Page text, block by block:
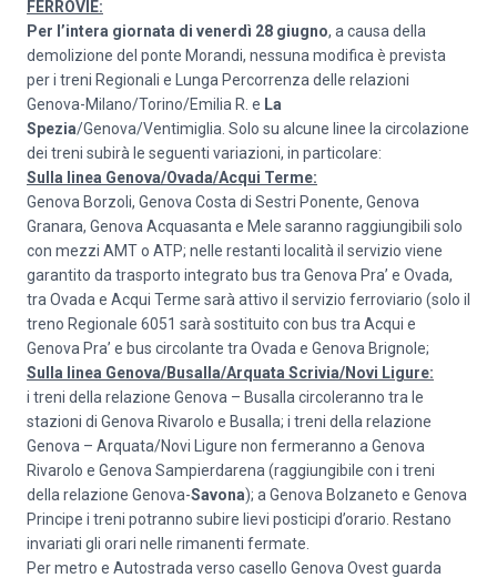
FERROVIE:
Per l’intera giornata di venerdì 28 giugno, a causa della
demolizione del ponte Morandi, nessuna modifica è prevista
per i treni Regionali e Lunga Percorrenza delle relazioni
Genova-Milano/Torino/Emilia R. e La
Spezia/Genova/Ventimiglia. Solo su alcune linee la circolazione
dei treni subirà le seguenti variazioni, in particolare:
Sulla linea Genova/Ovada/Acqui Terme:
Genova Borzoli, Genova Costa di Sestri Ponente, Genova
Granara, Genova Acquasanta e Mele saranno raggiungibili solo
con mezzi AMT o ATP; nelle restanti località il servizio viene
garantito da trasporto integrato bus tra Genova Pra’ e Ovada,
tra Ovada e Acqui Terme sarà attivo il servizio ferroviario (solo il
treno Regionale 6051 sarà sostituito con bus tra Acqui e
Genova Pra’ e bus circolante tra Ovada e Genova Brignole;
Sulla linea Genova/Busalla/Arquata Scrivia/Novi Ligure:
i treni della relazione Genova – Busalla circoleranno tra le
stazioni di Genova Rivarolo e Busalla; i treni della relazione
Genova – Arquata/Novi Ligure non fermeranno a Genova
Rivarolo e Genova Sampierdarena (raggiungibile con i treni
della relazione Genova-Savona); a Genova Bolzaneto e Genova
Principe i treni potranno subire lievi posticipi d’orario. Restano
invariati gli orari nelle rimanenti fermate.
Per metro e Autostrada verso casello Genova Ovest guarda